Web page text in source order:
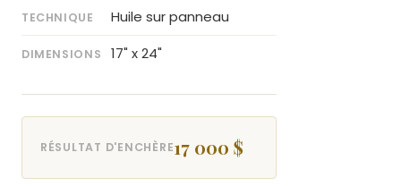
TECHNIQUE Huile sur panneau
DIMENSIONS 17" x 24"
RÉSULTAT D'ENCHÈRE17 000 $